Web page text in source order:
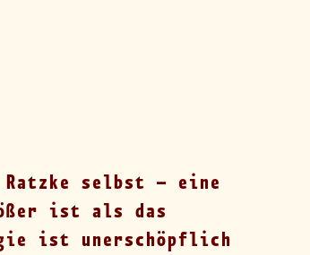
selbst – eine
ist als das
ist unerschöpflich